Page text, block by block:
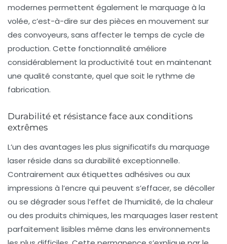
modernes permettent également le marquage à la
volée, c’est-à-dire sur des pièces en mouvement sur
des convoyeurs, sans affecter le temps de cycle de
production. Cette fonctionnalité améliore
considérablement la productivité tout en maintenant
une qualité constante, quel que soit le rythme de
fabrication.
Durabilité et résistance face aux conditions
extrêmes
L’un des avantages les plus significatifs du marquage
laser réside dans sa durabilité exceptionnelle.
Contrairement aux étiquettes adhésives ou aux
impressions à l’encre qui peuvent s’effacer, se décoller
ou se dégrader sous l’effet de l’humidité, de la chaleur
ou des produits chimiques, les marquages laser restent
parfaitement lisibles même dans les environnements